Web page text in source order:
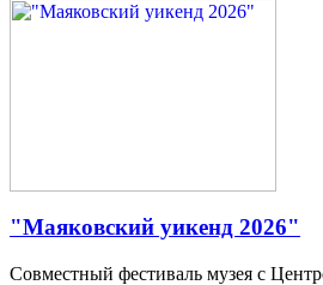
"Маяковский уикенд 2026"
Совместный фестиваль музея с